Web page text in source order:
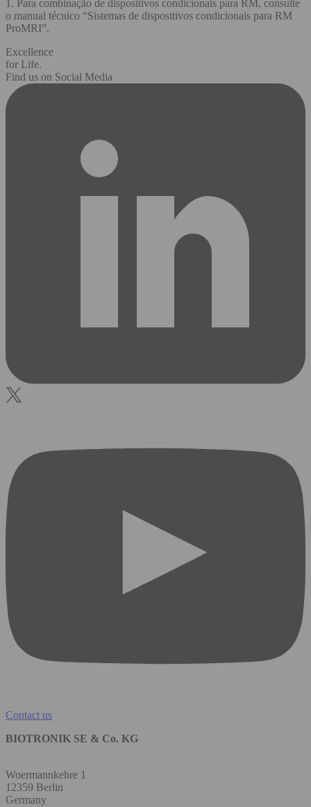
1. Para combinação de dispositivos condicionais para RM, consulte
o manual técnico “Sistemas de dispositivos condicionais para RM
ProMRI”.
Excellence
for Life.
Find us on Social Media
Contact us
BIOTRONIK SE & Co. KG
Woermannkehre 1
12359 Berlin
Germany